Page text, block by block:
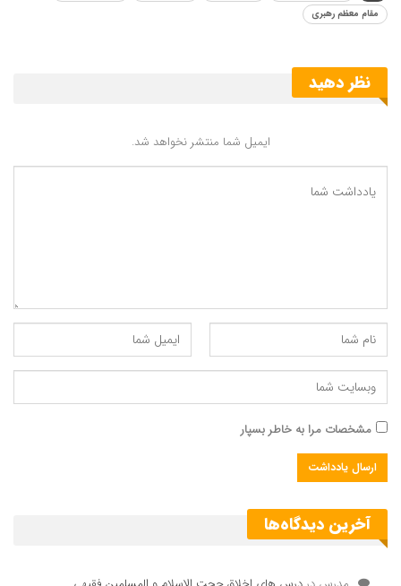
00:00
مقام معظم رهبری
نظر دهید
ایمیل شما منتشر نخواهد شد.
مشخصات مرا به خاطر بسپار
آخرین دیدگاه‌ها